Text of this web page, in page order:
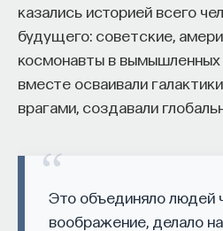
казались историей всего
будущего: советские,
космонавты в
вместе осваивали
врагами, создавали
Это объединяло людей
воображение, делало
с исследователями,
инвесторами и
эпизодов Ивар обсудил
модели вместе с Михаилом
данные в фармацевтике с
агротехнологии с Михаилом
В будущих выпусках их
Яндекс Музыке,Apple